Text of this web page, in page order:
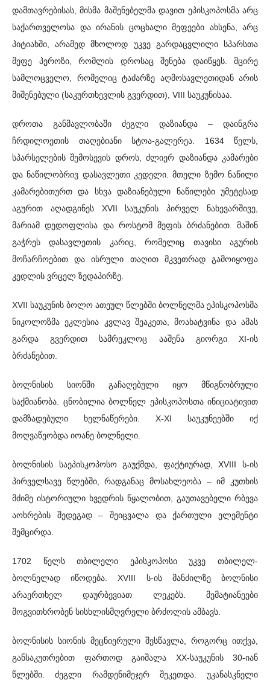
დამთავრებისას, მისმა მაშენებელმა დავით ეპისკოპოსმა არც
საქართველოსა და ირანის ცოცხალი მეფეები ახსენა, არც
პიტიახში, არამედ მხოლოდ უკვე გარდაცვლილი სპარსთა
მეფე პეროზი, რომლის დროსაც შენება დაიწყეს. მცირე
სამლოცველო, რომელიც ტაძარზე აღმოსავლეთიდან არის
მიშენებული (საკურთხევლის გვერდით), VIII საუკუნისაა.
დროთა განმავლობაში ძეგლი დაზიანდა – დაინგრა
ჩრდილოეთის თაღებიანი სტოა-გალერეა. 1634 წელს,
სპარსელების შემოსევის დროს, ძლიერ დაზიანდა კამარები
და ნაწილობრივ დასავლეთი კედელი. მთელი ზემო ნაწილი
კამარებითურთ და სხვა დაზიანებული ნაწილები უმეტესად
აგურით აღადგინეს XVII საუკუნის პირველ ნახევარშივე,
მარიამ დედოფლისა და როსტომ მეფის ბრძანებით. მაშინ
გაჭრეს დასავლეთის კარიც, რომელიც თავისი აგურის
მოჩარჩოებით და ისრული თაღით მკვეთრად გამოიყოფა
კედლის ვრცელ ზედაპირზე.
XVII საუკუნის ბოლო ათეულ წლებში ბოლნელმა ეპისკოპოსმა
ნიკოლოზმა ეკლესია კვლავ შეაკეთა, მოახატვინა და ამას
გარდა გვერდით სამრეკლოც ააშენა გიორგი XI-ის
ბრძანებით.
ბოლნისის სიონში გაჩაღებული იყო მწიგნობრული
საქმიანობა. ცნობილია ბოლნელ ეპისკოპოსთა ინიციატივით
დამზადებული ხელნაწერები. X-XI საუკუნეებში იქ
მოღვაწეობდა იოანე ბოლნელი.
ბოლნისის საეპისკოპოსო გაუქმდა, ფაქტიურად, XVIII ს-ის
პირველსავე წლებში, რადგანაც მოსახლეობა – იმ კუთხის
მძიმე ისტორიული ხვედრის წყალობით, გაუთავებელი რბევა
აოხრების შედეგად – შეიცვალა და ქართული ელემენტი
შემცირდა.
1702 წელს თბილელი ეპისკოპოსი უკვე თბილელ-
ბოლნელად იწოდება. XVIII ს-ის მანძილზე ბოლნისი
არაერთხელ დაურბევიათ ლეკებს. მემატიანეები
მოგვითხრობენ სისხლისმღვრელი ბრძოლის ამბავს.
ბოლნისის სიონის მეცნიერული შესწავლა, როგორც ითქვა,
განსაკუთრებით ფართოდ გაიშალა XX-საუკუნის 30-იან
წლებში. ძეგლი რამდენიმეჯერ შეკეთდა. უკანასკნელი